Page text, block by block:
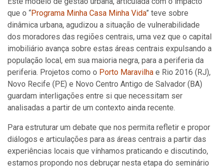
que o “Programa Minha Casa Minha Vida” teve sobre
dinâmica urbana, agudizou a situação de vulnerabilidade
dos moradores das regiões centrais, uma vez que o capital
imobiliário avança sobre estas áreas centrais expulsando a
população local, em sua maioria negra, para a periferia da
periferia. Projetos como o Porto Maravilha e Rio 2016 (RJ),
Novo Recife (PE) e Novo Centro Antigo de Salvador (BA)
guardam interligações entre si que necessitam ser
analisadas a partir de um contexto ainda recente.
Para estruturar um debate que nos permita refletir e propor
diálogos e articulações para as áreas centrais a partir das
experiências locais que vínhamos praticando e discutindo,
estamos propondo nos debruçar nesta etapa do seminário